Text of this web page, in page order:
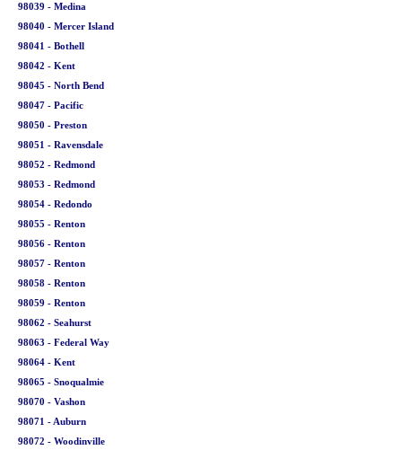
98039 - Medina
98040 - Mercer Island
98041 - Bothell
98042 - Kent
98045 - North Bend
98047 - Pacific
98050 - Preston
98051 - Ravensdale
98052 - Redmond
98053 - Redmond
98054 - Redondo
98055 - Renton
98056 - Renton
98057 - Renton
98058 - Renton
98059 - Renton
98062 - Seahurst
98063 - Federal Way
98064 - Kent
98065 - Snoqualmie
98070 - Vashon
98071 - Auburn
98072 - Woodinville